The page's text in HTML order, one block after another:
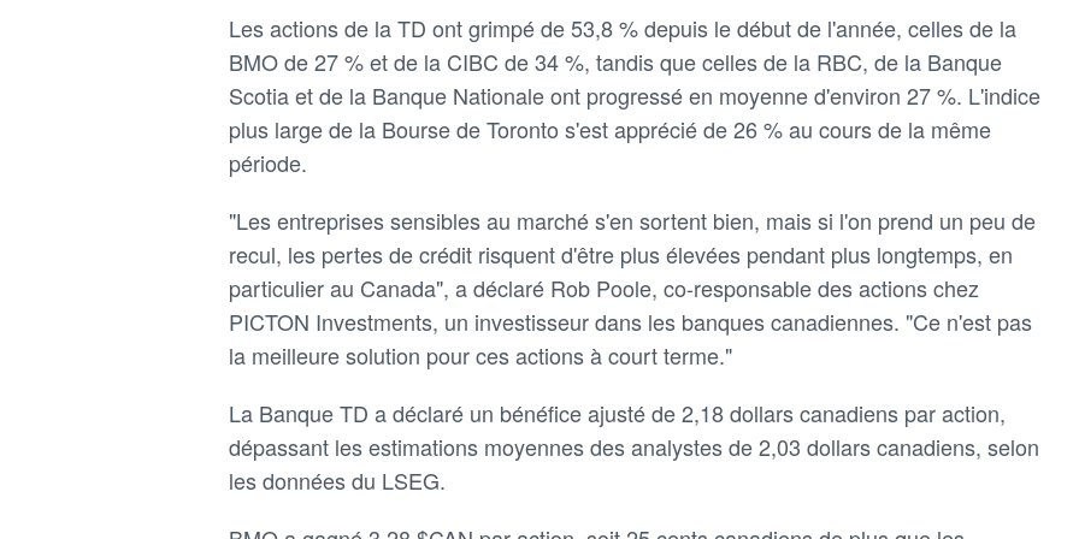
Les actions de la TD ont grimpé de 53,8 % depuis le début de l'année, celles de la
BMO de 27 % et de la CIBC de 34 %, tandis que celles de la RBC, de la Banque
Scotia et de la Banque Nationale ont progressé en moyenne d'environ 27 %. L'indice
plus large de la Bourse de Toronto s'est apprécié de 26 % au cours de la même
période.
"Les entreprises sensibles au marché s'en sortent bien, mais si l'on prend un peu de
recul, les pertes de crédit risquent d'être plus élevées pendant plus longtemps, en
particulier au Canada", a déclaré Rob Poole, co-responsable des actions chez
PICTON Investments, un investisseur dans les banques canadiennes. "Ce n'est pas
la meilleure solution pour ces actions à court terme."
La Banque TD a déclaré un bénéfice ajusté de 2,18 dollars canadiens par action,
dépassant les estimations moyennes des analystes de 2,03 dollars canadiens, selon
les données du LSEG.